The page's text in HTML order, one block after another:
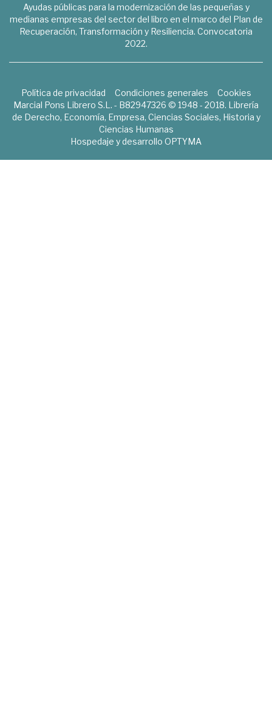
Ayudas públicas para la modernización de las pequeñas y
medianas empresas del sector del libro en el marco del Plan de
Recuperación, Transformación y Resiliencia. Convocatoria
2022.
Política de privacidad Condiciones generales
Cookies
Marcial Pons Librero S.L. - B82947326 © 1948 - 2018. Librería
de Derecho, Economía, Empresa, Ciencias Sociales, Historia y
Ciencias Humanas
Hospedaje y desarrollo OPTYMA